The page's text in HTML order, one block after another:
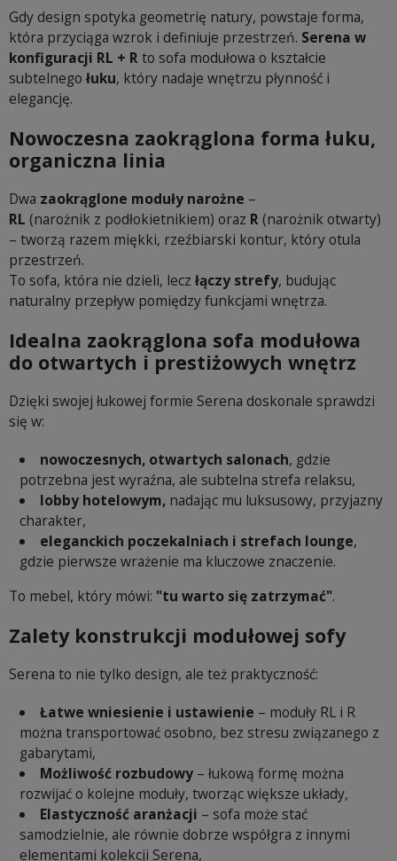
Gdy design spotyka geometrię natury, powstaje forma,
która przyciąga wzrok i definiuje przestrzeń. Serena w
konfiguracji RL + Rto sofa modułowa o kształcie
subtelnego łuku, który nadaje wnętrzu płynność i
elegancję.
Nowoczesna zaokrąglona forma łuku,
organiczna linia
Dwa zaokrąglone moduły narożne –
RL (narożnik z podłokietnikiem) oraz R(narożnik otwarty)
– tworzą razem miękki, rzeźbiarski kontur, który otula
przestrzeń.
To sofa, która nie dzieli, lecz łączy strefy, budując
naturalny przepływ pomiędzy funkcjami wnętrza.
Idealna zaokrąglona sofa modułowa
do otwartych i prestiżowych wnętrz
Dzięki swojej łukowej formie Serena doskonale sprawdzi
się w:
nowoczesnych, otwartych salonach, gdzie
potrzebna jest wyraźna, ale subtelna strefa relaksu,
lobby hotelowym,nadając mu luksusowy, przyjazny
charakter,
eleganckich poczekalniach i strefach lounge,
gdzie pierwsze wrażenie ma kluczowe znaczenie.
To mebel, który mówi: "tu warto się zatrzymać".
Zalety konstrukcji modułowej sofy
Serena to nie tylko design, ale też praktyczność:
Łatwe wniesienie i ustawienie – moduły RL i R
można transportować osobno, bez stresu związanego z
gabarytami,
Możliwość rozbudowy– łukową formę można
rozwijać o kolejne moduły, tworząc większe układy,
Elastyczność aranżacji – sofa może stać
samodzielnie, ale równie dobrze współgra z innymi
elementami kolekcji Serena,